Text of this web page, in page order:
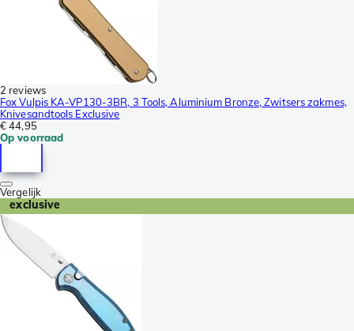
2 reviews
Fox Vulpis KA-VP130-3BR, 3 Tools, Aluminium Bronze, Zwitsers zakmes,
Knivesandtools Exclusive
€ 44,95
Op voorraad
Vergelijk
exclusive